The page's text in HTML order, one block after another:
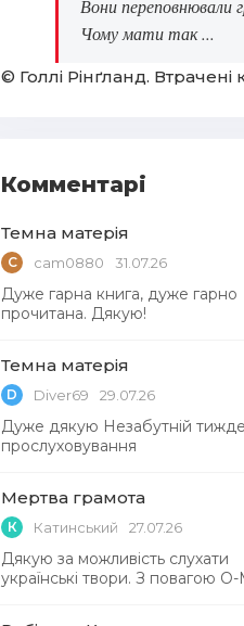
Вони переповнювали
Чому мати так ...
Комментарі
Темна матерія
C cam0880 31.07.26
Дуже гарна книга, дуже гарно
прочитана. Дякую!
Темна матерія
D Diver69 29.07.26
Дуже дякую Незабутній
прослуховування
Мертва грамота
К Катинський 27.07.26
Дякую за можливість слухати
українські твори. З повагою